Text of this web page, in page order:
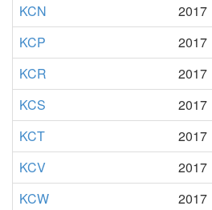
KCN
2017
KCP
2017
KCR
2017
KCS
2017
KCT
2017
KCV
2017
KCW
2017